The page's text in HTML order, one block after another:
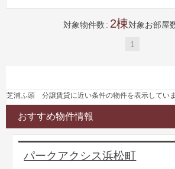
対象物件数 2 対象お部屋
1
芝浦ふ頭 分譲賃貸に近い条件の物件を表示していま
おすすめ物件情報
パークアクシス浜松町